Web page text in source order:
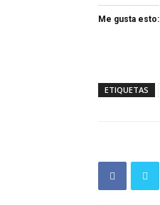
Me gusta esto:
ETIQUETAS